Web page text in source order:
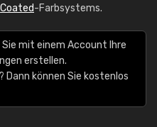
Coated-Farbsystems.
mit einem Account Ihre
erstellen.
Dann können Sie kostenlos